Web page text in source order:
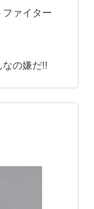
「残念な
に真っ先に
と思いま
ー）
ファイター
なの嫌だ!!